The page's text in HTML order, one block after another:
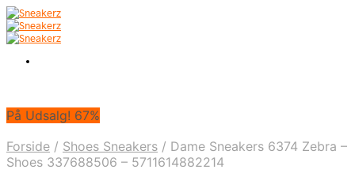
På Udsalg! 67%
Forside / Shoes Sneakers / Dame Sneakers 6374 Zebra –
Shoes 337688506 – 5711614882214